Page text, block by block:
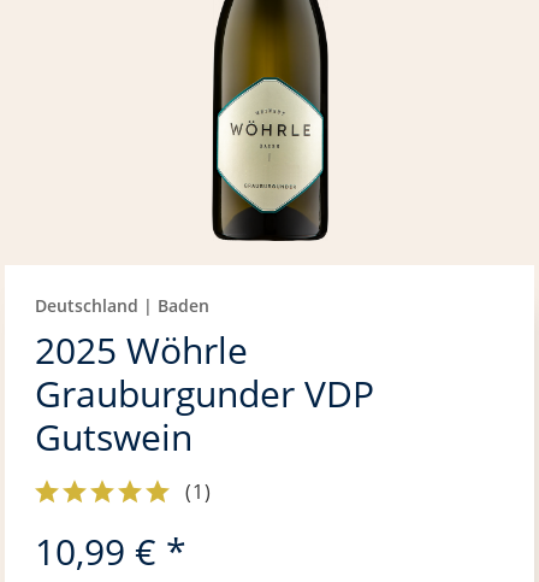
Deutschland | Baden
2025 Wöhrle
Grauburgunder VDP
Gutswein
(1)
10,99 € *